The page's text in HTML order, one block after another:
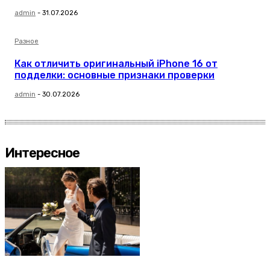
admin - 31.07.2026
Разное
Как отличить оригинальный iPhone 16 от
подделки: основные признаки проверки
admin - 30.07.2026
Интересное